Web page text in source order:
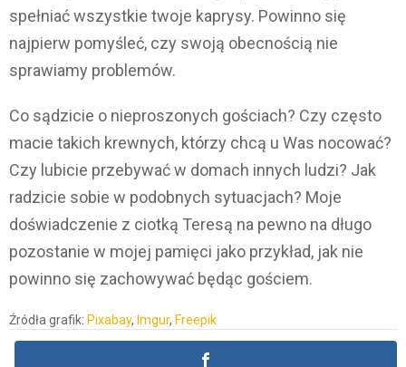
spełniać wszystkie twoje kaprysy. Powinno się
najpierw pomyśleć, czy swoją obecnością nie
sprawiamy problemów.
Co sądzicie o nieproszonych gościach? Czy często
macie takich krewnych, którzy chcą u Was nocować?
Czy lubicie przebywać w domach innych ludzi? Jak
radzicie sobie w podobnych sytuacjach? Moje
doświadczenie z ciotką Teresą na pewno na długo
pozostanie w mojej pamięci jako przykład, jak nie
powinno się zachowywać będąc gościem.
Źródła grafik: Pixabay, Imgur, Freepik